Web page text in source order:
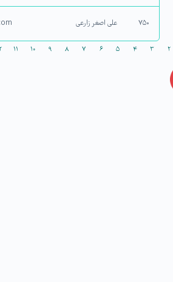
۷۵۰ علی اصغر زارعی
۲ ۳ ۴ ۵ ۶ ۷ ۸ ۹ ۱۰ ۱۱